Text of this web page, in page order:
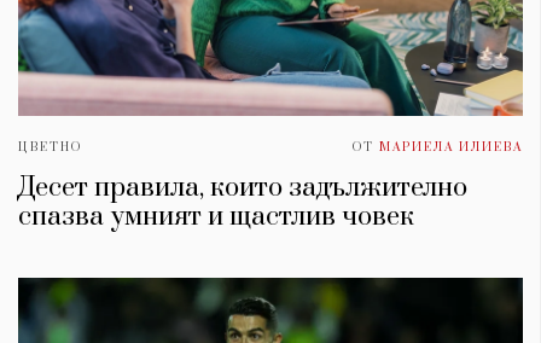
ЦВЕТНО ОТ МАРИЕЛА ИЛИЕВА
Десет правила, които задължително
спазва умният и щастлив човек